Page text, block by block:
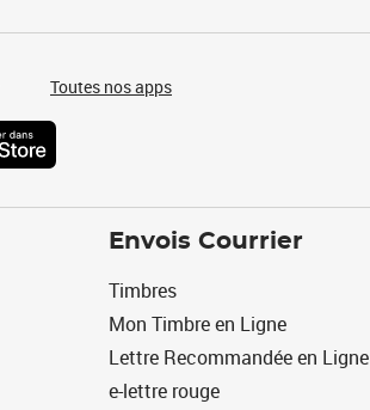
Toutes nos apps
Envois Courrier
Timbres
Mon Timbre en Ligne
Lettre Recommandée en Ligne
e-lettre rouge